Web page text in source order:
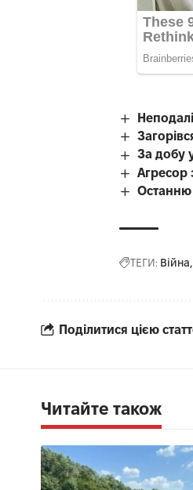
За добу
Агресор
Останню
ТЕГИ: Війна
Поділитися цією
Читайте також